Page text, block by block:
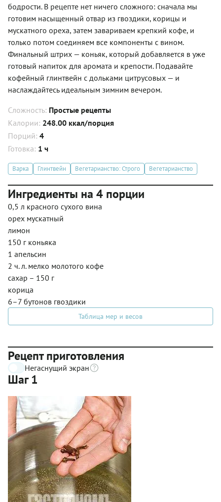
бодрости. В рецепте нет ничего сложного: сначала мы
готовим насыщенный отвар из гвоздики, корицы и
мускатного ореха, затем завариваем крепкий кофе, и
только потом соединяем все компоненты с вином.
Финальный штрих — коньяк, который добавляется в уже
готовый напиток для аромата и крепости. Подавайте
кофейный глинтвейн с дольками цитрусовых — и
наслаждайтесь идеальным зимним вечером.
Сложность: Простые рецепты
Калории: 248.00 ккал/порция
Порций: 4
Готовка: 1 ч
Варка Глинтвейн Вегетарианство: Строго Вегетарианство
Ингредиенты на 4 порции
0,5 л красного сухого вина
орех мускатный
лимон
150 г коньяка
1 апельсин
2 ч. л. мелко молотого кофе
сахар – 150 г
корица
6–7 бутонов гвоздики
Таблица мер и весов
Рецепт приготовления
Негаснущий экран
Шаг 1